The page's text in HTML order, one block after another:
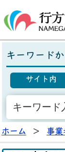
キーワード
サイト内
ホーム > 事業